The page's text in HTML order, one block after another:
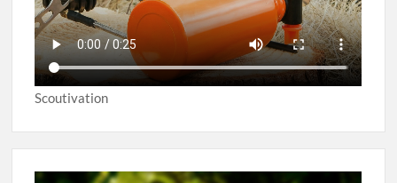
Scoutivation